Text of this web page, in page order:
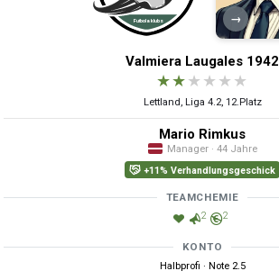
→
Valmiera Laugales 1942
★★★ ★ ★ ★
Lettland, Liga 4.2, 12.Platz
Mario Rimkus
Manager · 44 Jahre
+11% Verhandlungsgeschick
TEAMCHEMIE
2 2
KONTO
Halbprofi · Note 2.5